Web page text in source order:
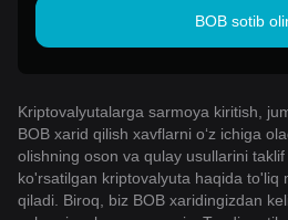
BOB sotib
Kriptovalyutalarga sarmoya kiritish,
BOB xarid qilish xavflarni o‘z ichiga
olishning oson va qulay usullarini
ko'rsatilgan kriptovalyuta haqida to'liq
qiladi. Biroq, biz BOB xaridingizdan